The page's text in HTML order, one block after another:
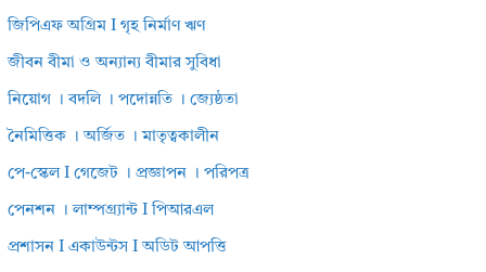
জিপিএফ অগ্রিম I গৃহ নির্মাণ ঋণ
জীবন বীমা ও অন্যান্য বীমার সুবিধা
নিয়োগ । বদলি । পদোন্নতি । জ্যেষ্ঠতা
নৈমিত্তিক । অর্জিত । মাতৃত্বকালীন
পে-স্কেল I গেজেট । প্রজ্ঞাপন । পরিপত্র
পেনশন । লাম্পগ্র্যান্ট I পিআরএল
প্রশাসন I একাউন্টস I অডিট আপত্তি